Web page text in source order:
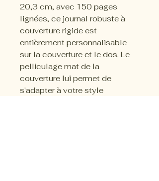
20,3 cm, avec 150 pages
lignées, ce journal robuste à
couverture rigide est
entièrement personnalisable
sur la couverture et le dos. Le
pelliculage mat de la
couverture lui permet de
s'adapter à votre style